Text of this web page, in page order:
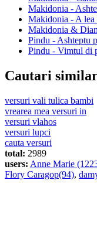
Makidonia -
Makidonia - A lea
Makidonia &
Pindu - Ashteptu
Pindu - Vimtul di
Cautari
versuri vali tulica bambi
vrearea mea versuri in
versuri vlahos
versuri lupci
cauta versuri
total: 2989
users: Anne Marie
Flory Caragop(94),